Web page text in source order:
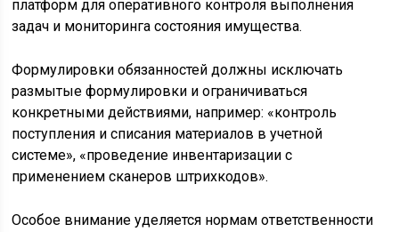
платформ для оперативного контроля выполнения
задач и мониторинга состояния имущества.
Формулировки обязанностей должны исключать
размытые формулировки и ограничиваться
конкретными действиями, например: «контроль
поступления и списания материалов в учетной
системе», «проведение инвентаризации с
применением сканеров штрихкодов».
Особое внимание уделяется нормам ответственности